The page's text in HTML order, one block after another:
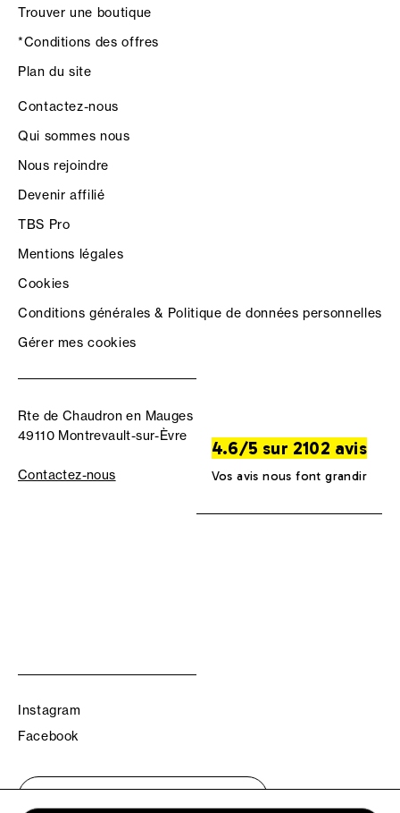
Trouver une boutique
*Conditions des offres
Plan du site
Contactez-nous
Qui sommes nous
Nous rejoindre
Devenir affilié
TBS Pro
Mentions légales
Cookies
Conditions générales & Politique de données personnelles
Gérer mes cookies
Rte de Chaudron en Mauges
49110 Montrevault-sur-Èvre
Contactez-nous
4.6/5 sur 2102 avis
Vos avis nous font grandir
Instagram
Facebook